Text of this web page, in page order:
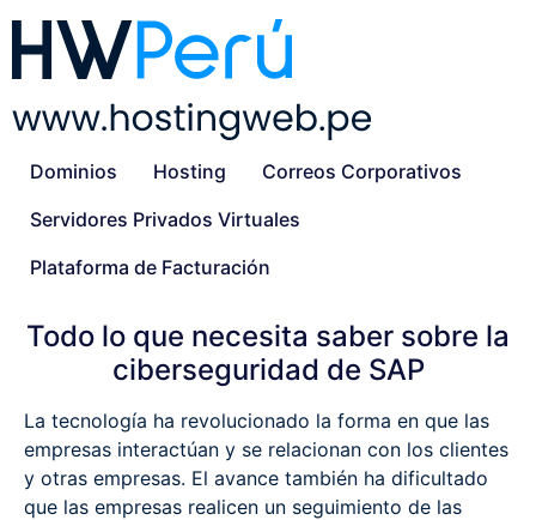
Dominios Hosting
Correos Corporativos
Servidores Privados Virtuales
Plataforma de Facturación
Todo lo que necesita saber sobre la
ciberseguridad de SAP
La tecnología ha revolucionado la forma en que las
empresas interactúan y se relacionan con los clientes
y otras empresas. El avance también ha dificultado
que las empresas realicen un seguimiento de las